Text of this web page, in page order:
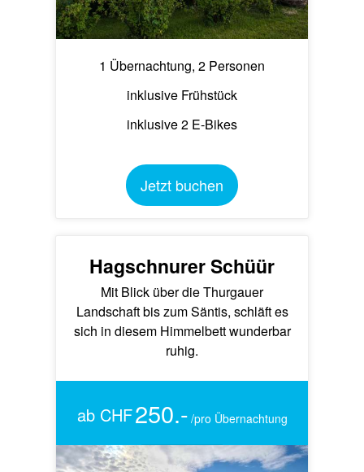
1 Übernachtung, 2 Personen
inklusive Frühstück
inklusive 2 E-Bikes
Jetzt buchen
Hagschnurer Schüür
Mit Blick über die Thurgauer
Landschaft bis zum Säntis, schläft es
sich in diesem Himmelbett wunderbar
ruhig.
ab CHF250.- /pro Übernachtung